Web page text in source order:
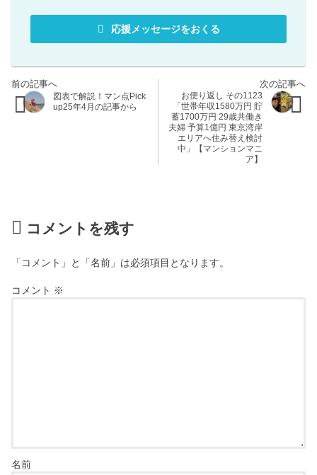
応援メッセージをおくる
図表で解説！マン点Pick
up25年4月の記事から
お便り返し その1123
「世帯年収1580万円 貯
蓄1700万円 29歳共働き
夫婦 予算1億円 東京湾岸
エリアへ住み替え検討
中」【マンションマニ
ア】
コメントを残す
「コメント」と「名前」は必須項目となります。
コメント ※
名前